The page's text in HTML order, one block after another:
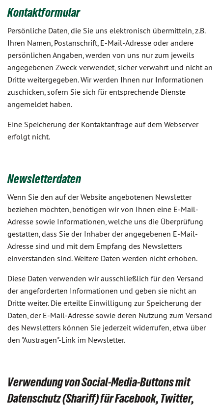
Kontaktformular
Persönliche Daten, die Sie uns elektronisch übermitteln, z.B.
Ihren Namen, Postanschrift, E-Mail-Adresse oder andere
persönlichen Angaben, werden von uns nur zum jeweils
angegebenen Zweck verwendet, sicher verwahrt und nicht an
Dritte weitergegeben. Wir werden Ihnen nur Informationen
zuschicken, sofern Sie sich für entsprechende Dienste
angemeldet haben.
Eine Speicherung der Kontaktanfrage auf dem Webserver
erfolgt nicht.
Newsletterdaten
Wenn Sie den auf der Website angebotenen Newsletter
beziehen möchten, benötigen wir von Ihnen eine E-Mail-
Adresse sowie Informationen, welche uns die Überprüfung
gestatten, dass Sie der Inhaber der angegebenen E-Mail-
Adresse sind und mit dem Empfang des Newsletters
einverstanden sind. Weitere Daten werden nicht erhoben.
Diese Daten verwenden wir ausschließlich für den Versand
der angeforderten Informationen und geben sie nicht an
Dritte weiter. Die erteilte Einwilligung zur Speicherung der
Daten, der E-Mail-Adresse sowie deren Nutzung zum Versand
des Newsletters können Sie jederzeit widerrufen, etwa über
den "Austragen"-Link im Newsletter.
Verwendung von Social-Media-Buttons mit
Datenschutz (Shariff) für Facebook, Twitter,